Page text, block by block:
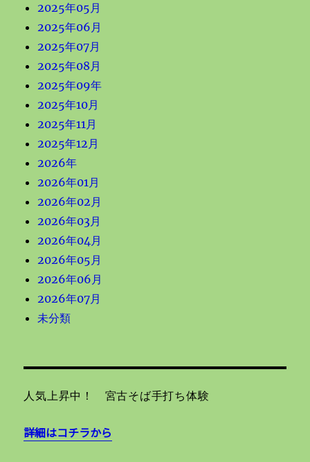
2025年05月
2025年06月
2025年07月
2025年08月
2025年09年
2025年10月
2025年11月
2025年12月
2026年
2026年01月
2026年02月
2026年03月
2026年04月
2026年05月
2026年06月
2026年07月
未分類
人気上昇中！ 宮古そば手打ち体験
詳細はコチラから